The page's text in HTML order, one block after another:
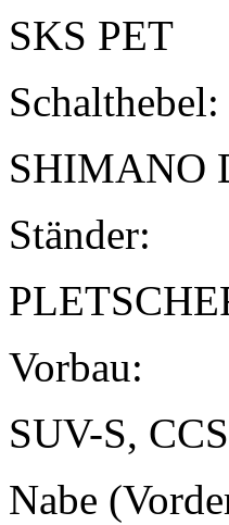
SKS PET
Schalthebel:
SHIMANO
Ständer:
Vorbau:
SUV-S,
Nabe